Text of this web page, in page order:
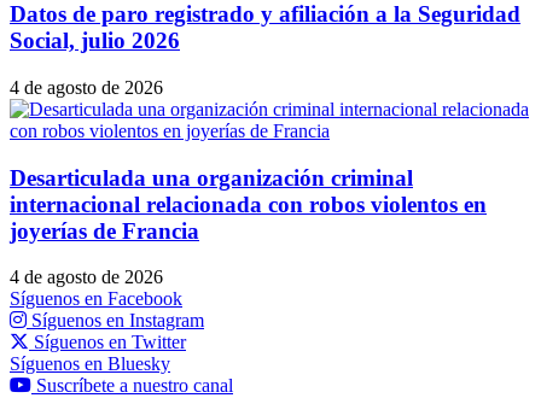
Datos de paro registrado y afiliación a la Seguridad
Social, julio 2026
4 de agosto de 2026
Desarticulada una organización criminal
internacional relacionada con robos violentos en
joyerías de Francia
4 de agosto de 2026
Síguenos en Facebook
Síguenos en Instagram
Síguenos en Twitter
Síguenos en Bluesky
Suscríbete a nuestro canal